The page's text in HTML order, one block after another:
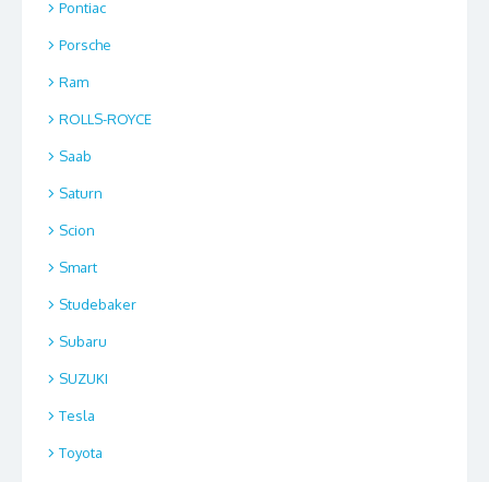
Pontiac
Porsche
Ram
ROLLS-ROYCE
Saab
Saturn
Scion
Smart
Studebaker
Subaru
SUZUKI
Tesla
Toyota